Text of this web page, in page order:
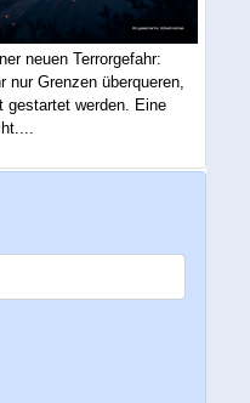
neuen Terrorgefahr:
nur Grenzen überqueren,
gestartet werden. Eine